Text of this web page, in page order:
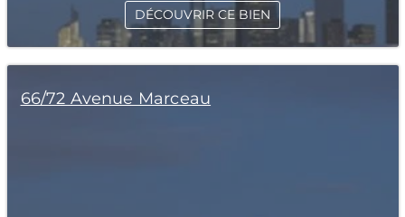
DÉCOUVRIR CE BIEN
66/72 Avenue Marceau